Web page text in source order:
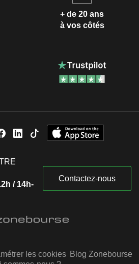
+ de 20 ans
à vos côtés
/ 14h-
Contactez-nous
les cookies Blog Zonebourse